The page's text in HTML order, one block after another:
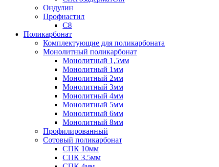
Ондулин
Профнастил
С8
Поликарбонат
Комплектующие для поликарбоната
Монолитный поликарбонат
Монолитный 1,5мм
Монолитный 1мм
Монолитный 2мм
Монолитный 3мм
Монолитный 4мм
Монолитный 5мм
Монолитный 6мм
Монолитный 8мм
Профилированный
Сотовый поликарбонат
СПК 10мм
СПК 3,5мм